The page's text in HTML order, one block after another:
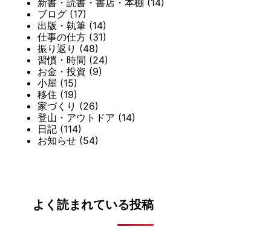
新書・読書・書店・本棚 (14)
ブログ (17)
出版・執筆 (14)
仕事の仕方 (31)
振り返り (48)
習慣・時間 (24)
お金・投資 (9)
小屋 (15)
移住 (19)
家づくり (26)
登山・アウトドア (14)
日記 (114)
お知らせ (54)
よく読まれている投稿